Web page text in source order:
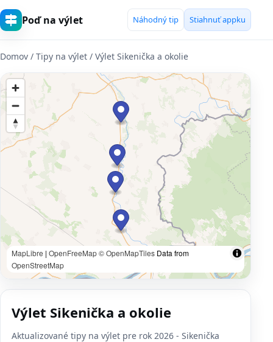
Poď na výlet Náhodný tip Stiahnuť appku
Domov / Tipy na výlet / Výlet Sikenička a okolie
MapLibre | OpenFreeMap© OpenMapTiles Data from
OpenStreetMap
Výlet Sikenička a okolie
Aktualizované tipy na výlet pre rok 2026 - Sikenička